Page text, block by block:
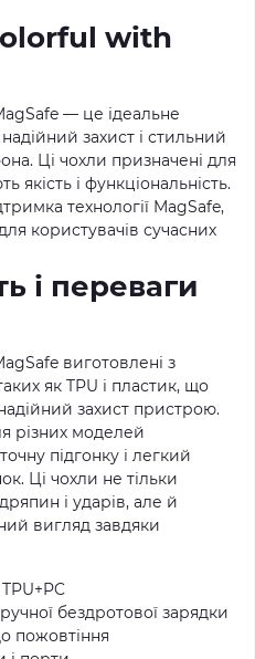
with
— це ідеальне
захист і стильний
Ці чохли призначені для
якість і функціональність.
технології MagSafe,
користувачів сучасних
і переваги
виготовлені з
як TPU і пластик, що
захист пристрою.
різних моделей
підгонку і легкий
Ці чохли не тільки
і ударів, але й
вигляд завдяки
бездротової зарядки
пожовтіння